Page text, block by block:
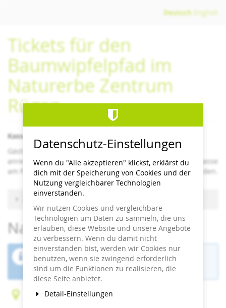
springen
Deutsch English
Tickets für den
Baumwipfelpfad im
Naturerbe Zentrum
Rügen
Kassenschluss/letzter Einlass 1 Stunden vor Schließzeit
Gäste- bzw. Kurkarten sind im Online-Ticketshop nicht
anrechenbar, sondern können nur direkt an der Eintrittskasse
am Pfad im Naturerbe Zentrum Rügen berücksichtigt werden.
Zu anderem Termin wechseln
Naturerbe Zentrum Rügen
Der Buchungszeitraum für diese Veranstaltung
ist beendet.
Forsthaus Prora 1
Datenschutz-Einstellungen
Wenn du "Alle akzeptieren" klickst, erklärst du
dich mit der Speicherung von Cookies und der
Nutzung vergleichbarer Technologien
einverstanden.
Wir nutzen Cookies und vergleichbare
Technologien um Daten zu sammeln, die uns
erlauben, diese Website und unsere Angebote
zu verbessern. Wenn du damit nicht
einverstanden bist, werden wir Cookies nur
benutzen, wenn sie zwingend erforderlich
sind um die Funktionen zu realisieren, die
diese Seite anbietet.
Detail-Einstellungen